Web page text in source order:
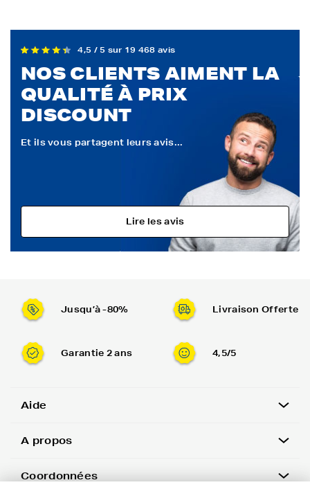
4,5 / 5 sur 19 468 avis
NOS CLIENTS AIMENT LA
QUALITÉ À PRIX
DISCOUNT
Et ils vous partagent leurs avis...
Lire les avis
Jusqu’à -80% Livraison Offerte
Garantie 2 ans 4,5/5
Aide
A propos
Coordonnées